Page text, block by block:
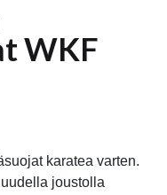
WKF
karatea varten.
joustolla